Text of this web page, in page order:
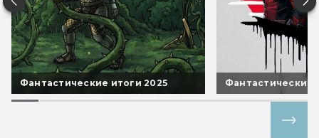
Фантастические итоги 2025 Фантастические